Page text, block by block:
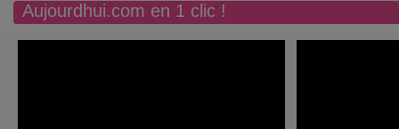
Aujourdhui.com en 1 clic !